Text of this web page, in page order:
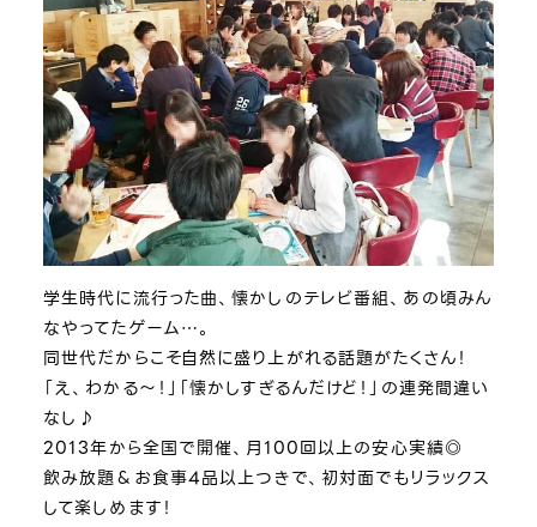
学生時代に流行った曲、懐かしのテレビ番組、あの頃みん
なやってたゲーム…。
同世代だからこそ自然に盛り上がれる話題がたくさん！
「え、わかる～！」「懐かしすぎるんだけど！」の連発間違い
なし♪
2013年から全国で開催、月100回以上の安心実績◎
飲み放題＆お食事4品以上つきで、初対面でもリラックス
して楽しめます！